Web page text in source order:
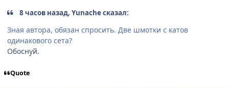
8 часов назад, Yunache сказал:
Зная автора, обязан спросить. Две шмотки с катов
одинакового сета?
Обоснуй.
Quote